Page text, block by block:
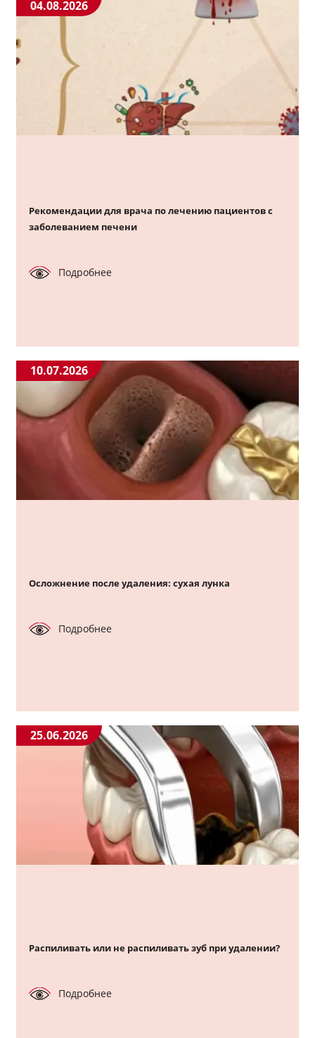
04.08.2026
Рекомендации для врача по лечению пациентов с
заболеванием печени
Подробнее
10.07.2026
Осложнение после удаления: сухая лунка
Подробнее
25.06.2026
Распиливать или не распиливать зуб при удалении?
Подробнее